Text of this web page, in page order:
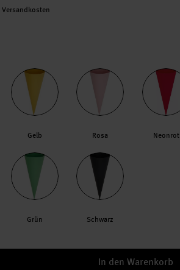
Gelb Rosa Neonrot
Grün Schwarz
In den Warenkorb